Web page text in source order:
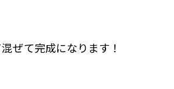
ぜて完成になります！